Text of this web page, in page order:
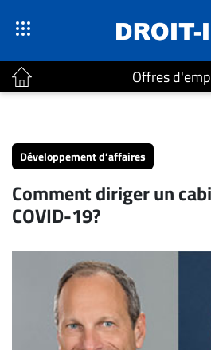
Offres
Accueil
Continu
Nominations
Bureaux
Conseillers
Juridiques
Campus
Carrière
Développement d’affaires
Comment diriger un
COVID-19?